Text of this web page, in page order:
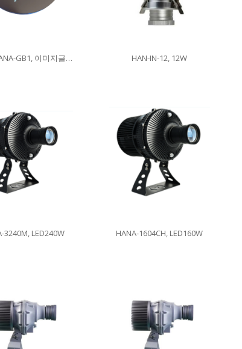
GB1, 이미지글라스 HAN-IN-12, 12W
3240M, LED240W HANA-1604CH, LED160W